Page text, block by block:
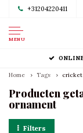
+31204220411
MENU
Home Tags cricket
Producten
ornament
Filters